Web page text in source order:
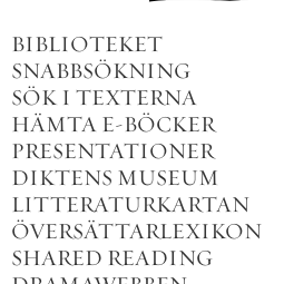
BIBLIOTEKET
SNABBSÖKNING
SÖK I TEXTERNA
HÄMTA E-BÖCKER
PRESENTATIONER
DIKTENS MUSEUM
LITTERATURKARTAN
ÖVERSÄTTARLEXIKON
SHARED READING